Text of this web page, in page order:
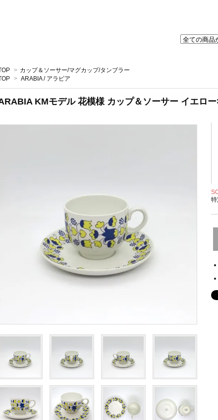
> カップ＆ソーサー/マグカップ/タンブラー
> ARABIA / アラビア
KMモデル 花模様 カップ＆ソーサー イエロ